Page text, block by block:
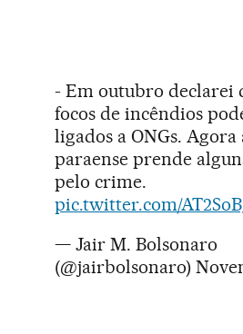
- Em outubro declarei
focos de incêndios
ligados a ONGs.
paraense prende
pelo crime.
pic.twitter.com/
— Jair M. Bolsonaro
(@jairbolsonaro)